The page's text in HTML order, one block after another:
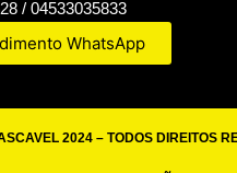
/ 04533035833
WhatsApp
2024 – TODOS DIREITOS